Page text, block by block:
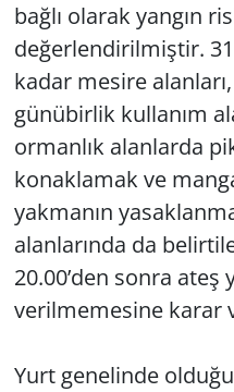
bağlı olarak yangın
değerlendirilmiştir.
kadar mesire
günübirlik kullanım
ormanlık alanlarda
konaklamak ve
yakmanın
alanlarında da
20.00’den sonra ateş
verilmemesine karar
Yurt genelinde